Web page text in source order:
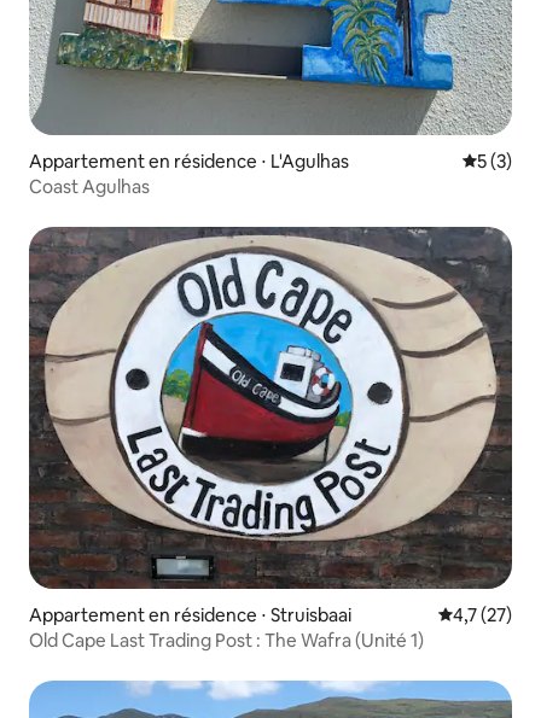
Appartement en résidence ⋅ L'Agulhas
5 (3)
Coast Agulhas
Appartement en résidence ⋅ Struisbaai Évaluation
4,7 (27)
Old Cape Last Trading Post : The Wafra (Unité 1)